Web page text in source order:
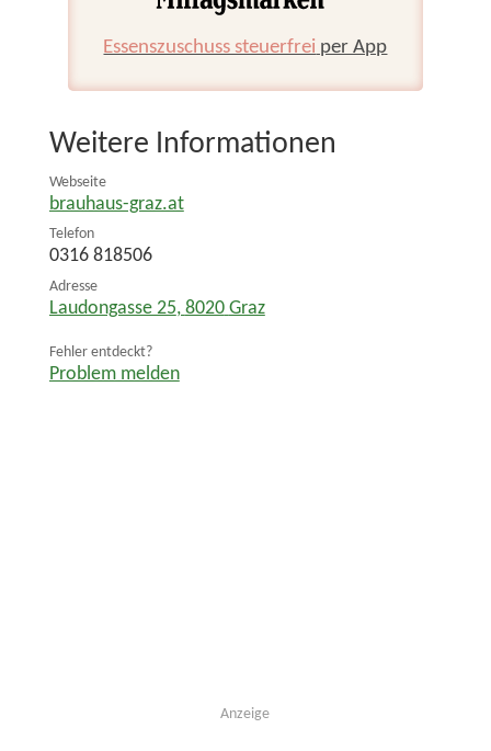
Essenszuschuss steuerfrei per App
Weitere Informationen
Webseite
brauhaus-graz.at
Telefon
0316 818506
Adresse
Laudongasse 25, 8020 Graz
Fehler entdeckt?
Problem melden
Anzeige